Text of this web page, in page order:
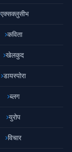
एक्सक्लुसीभ
कविता
खेलकुद
डायस्पोरा
ब्लग
युरोप
विचार